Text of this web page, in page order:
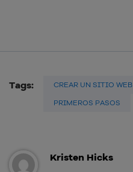
Tags: CREAR UN SITIO WEB
PRIMEROS PASOS
Kristen Hicks